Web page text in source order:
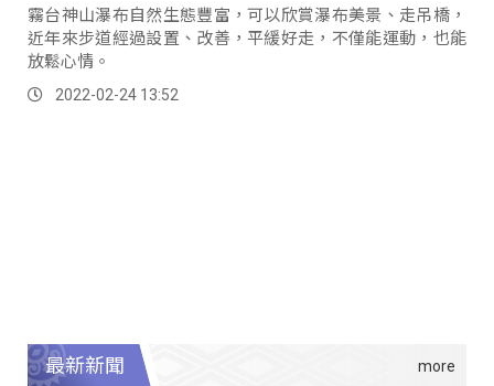
霧台神山瀑布自然生態豐富，可以欣賞瀑布美景、走吊橋，
近年來步道經過設置、改善，平緩好走，不僅能運動，也能
放鬆心情。
2022-02-24 13:52
最新新聞